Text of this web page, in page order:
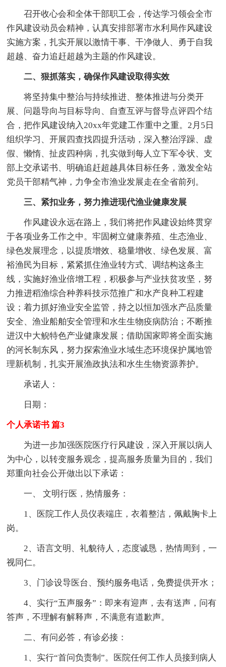
召开收心会和全体干部职工会，传达学习领会全市
作风建设动员会精神，认真安排部署市水利局作风建设
实施方案，扎实开展以激情干事、干净做人、勇于自我
超越、奋力追赶超越为主题的作风建设。
二、狠抓落实，确保作风建设取得实效
将坚持集中整治与持续推进、整体推进与分类开
展、问题导向与目标导向、自查互评与督导点评四个结
合，把作风建设纳入20xx年党建工作重中之重。2月5日
组织学习、开展四查找四提升活动，深入整治浮躁、虚
假、懒惰、扯皮四种病，扎实做到每人立下军令状、支
部上交承诺书、明确追赶超越具体目标任务，激发全站
党员干部精气神，力争全市渔业发展走在全省前列。
三、紧扣业务，努力推进现代渔业健康发展
作风建设永远在路上，我们将把作风建设始终贯穿
于各项业务工作之中。牢固树立健康养殖、生态渔业、
绿色发展理念，以提质增效、稳量增收、绿色发展、富
裕渔民为目标，紧紧抓住渔业转方式、调结构这条主
线，实施好渔业倍增工程，积极参与产业扶贫攻坚，努
力推进稻渔综合种养科技示范推广和水产良种工程建
设；着力抓好渔业安全监管，持之以恒加强水产品质量
安全、渔业船舶安全管理和水生生物疫病防治；不断推
进汉中大鲵特色产业健康发展；借助国家即将全面实施
的河长制东风，努力探索渔业水域生态环境保护属地管
理新机制，扎实开展渔政执法和水生生物资源养护。
承诺人：
日期：
个人承诺书 篇3
为进一步加强医院医疗行风建设，深入开展以病人
为中心，以转变服务观念，提高服务质量为目的，我们
郑重向社会公开做出以下承诺：
一、 文明行医，热情服务：
1、医院工作人员仪表端庄，衣着整洁，佩戴胸卡上
岗。
2、语言文明、礼貌待人，态度诚恳，热情周到，一
视同仁。
3、门诊设导医台、预约服务电话，免费提供开水；
4、实行“五声服务”：即来有迎声，去有送声，问有
答声，不理解有解释声，不满意有道歉声。
二、有问必答，有诊必接：
1、实行“首问负责制”。医院任何工作人员接到病人